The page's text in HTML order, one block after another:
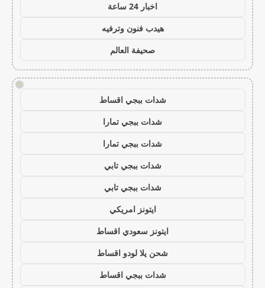
اخبار 24 ساعة
هيدب فنون وترفيه
صحيفة العالم
!
شدات ببجي اقساط
شدات ببجي تمارا
شدات ببجي تمارا
شدات ببجي تابي
شدات ببجي تابي
ايتونز امريكي
ايتونز سعودي اقساط
شحن يلا لودو اقساط
شدات ببجي اقساط